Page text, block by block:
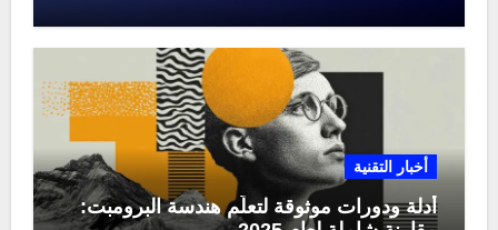
أخبار التقنية
أدلة ودورات موثوقة لتعلّم هندسة البرومبت: